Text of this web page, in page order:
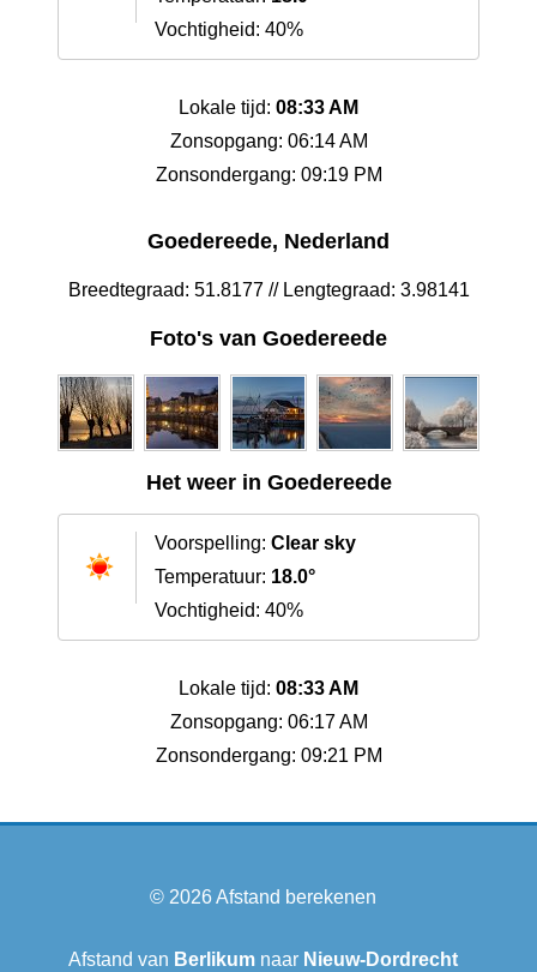
Vochtigheid: 40%
Lokale tijd: 08:33 AM
Zonsopgang: 06:14 AM
Zonsondergang: 09:19 PM
Goedereede, Nederland
Breedtegraad: 51.8177 // Lengtegraad: 3.98141
Foto's van Goedereede
Het weer in Goedereede
Voorspelling: Clear sky
Temperatuur: 18.0°
Vochtigheid: 40%
Lokale tijd: 08:33 AM
Zonsopgang: 06:17 AM
Zonsondergang: 09:21 PM
© 2026Afstand berekenen
Afstand van Berlikumnaar Nieuw-Dordrecht